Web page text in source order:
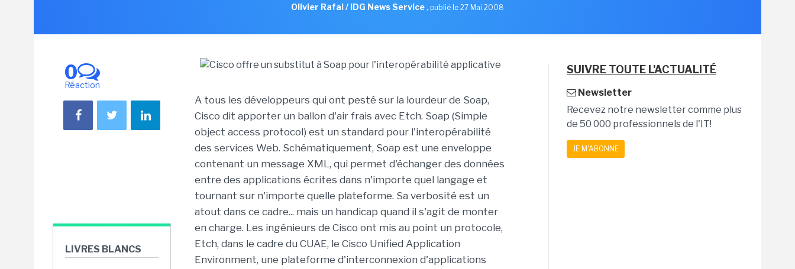
Olivier Rafal / IDG News Service, publié le 27 Mai 2008
0
Réaction
LIVRES BLANCS
A tous les développeurs qui ont pesté sur la lourdeur de Soap,
Cisco dit apporter un ballon d'air frais avec Etch. Soap (Simple
object access protocol) est un standard pour l'interopérabilité
des services Web. Schématiquement, Soap est une enveloppe
contenant un message XML, qui permet d'échanger des données
entre des applications écrites dans n'importe quel langage et
tournant sur n'importe quelle plateforme. Sa verbosité est un
atout dans ce cadre... mais un handicap quand il s'agit de monter
en charge. Les ingénieurs de Cisco ont mis au point un protocole,
Etch, dans le cadre du CUAE, le Cisco Unified Application
Environment, une plateforme d'interconnexion d'applications
SUIVRE TOUTE L'ACTUALITÉ
Newsletter
Recevez notre newsletter comme plus
de 50 000 professionnels de l'IT!
JE M'ABONNE